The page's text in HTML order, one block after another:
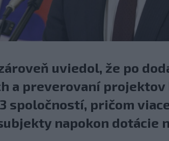
uviedol, že po
a preverovaní projektov
spoločností, pričom
napokon dotácie